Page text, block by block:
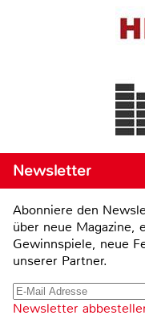
Newsletter
Abonniere den
über neue Magazine,
Gewinnspiele, neue
unserer Partner.
Newsletter